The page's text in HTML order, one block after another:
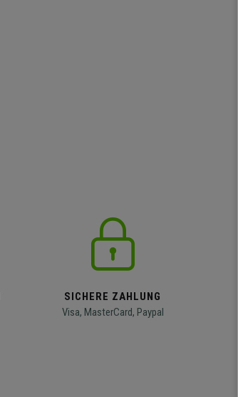
SICHERE ZAHLUNG
Visa, MasterCard, Paypal